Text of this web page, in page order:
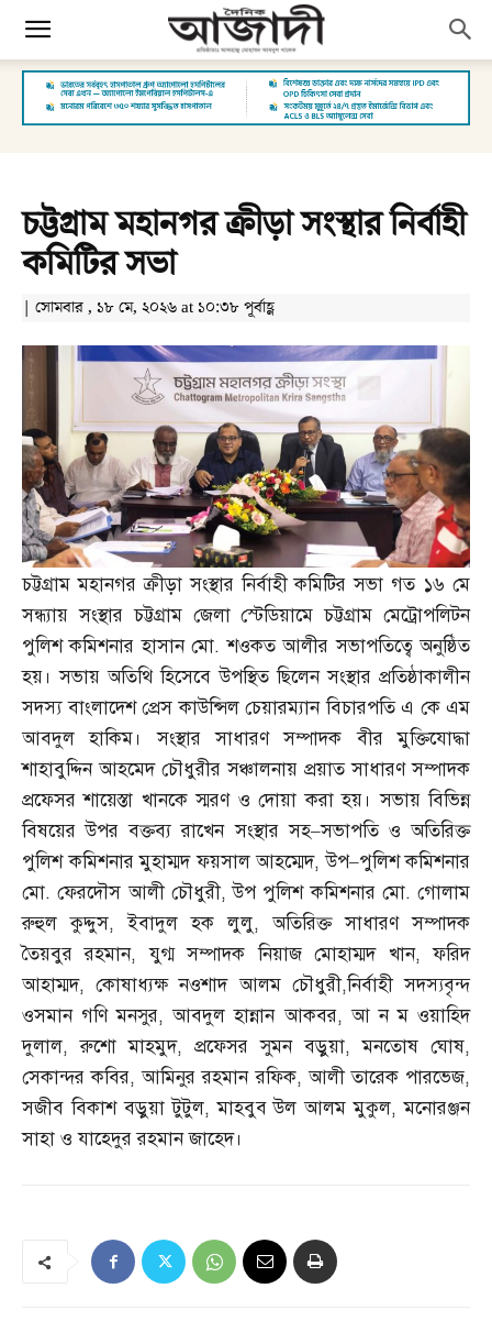
চট্টগ্রাম মহানগর ক্রীড়া সংস্থার নির্বাহী
কমিটির সভা
| সোমবার , ১৮ মে, ২০২৬ at ১০:৩৮ পূর্বাহ্ণ
চট্টগ্রাম মহানগর ক্রীড়া সংস্থার নির্বাহী কমিটির সভা গত ১৬ মে
সন্ধ্যায় সংস্থার চট্টগ্রাম জেলা স্টেডিয়ামে চট্টগ্রাম মেট্রোপলিটন
পুলিশ কমিশনার হাসান মো.শওকত আলীর সভাপতিত্বে অনুষ্ঠিত
হয়। সভায় অতিথি হিসেবে উপস্থিত ছিলেন সংস্থার প্রতিষ্ঠাকালীন
সদস্য বাংলাদেশ প্রেস কাউন্সিল চেয়ারম্যান বিচারপতি এ কে এম
আবদুল হাকিম। সংস্থার সাধারণ সম্পাদক বীর মুক্তিযোদ্ধা
শাহাবুদ্দিন আহমেদ চৌধুরীর সঞ্চালনায় প্রয়াত সাধারণ সম্পাদক
প্রফেসর শায়েস্তা খানকে স্মরণ ও দোয়া করা হয়। সভায় বিভিন্ন
বিষয়ের উপর বক্তব্য রাখেন সংস্থার সহ–সভাপতি ও অতিরিক্ত
পুলিশ কমিশনার মুহাম্মদ ফয়সাল আহম্মেদ,উপ–পুলিশ কমিশনার
মো.ফেরদৌস আলী চৌধুরী,উপ পুলিশ কমিশনার মো. গোলাম
রুহুল কুদ্দুস,ইবাদুল হক লুলু,অতিরিক্ত সাধারণ সম্পাদক
তৈয়বুর রহমান,যুগ্ম সম্পাদক নিয়াজ মোহাম্মদ খান,ফরিদ
আহাম্মদ,কোষাধ্যক্ষ নওশাদ আলম চৌধুরী,নির্বাহী সদস্যবৃন্দ
ওসমান গণি মনসুর,আবদুল হান্নান আকবর,আ ন ম ওয়াহিদ
দুলাল,রুশো মাহমুদ, প্রফেসর সুমন বড়ুয়া,মনতোষ ঘোষ,
সেকান্দর কবির,আমিনুর রহমান রফিক,আলী তারেক পারভেজ,
সজীব বিকাশ বড়ুয়া টুটুল,মাহবুব উল আলম মুকুল,মনোরঞ্জন
সাহা ও যাহেদুর রহমান জাহেদ।